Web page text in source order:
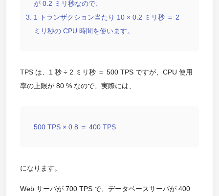
が 0.2 ミリ秒なので、
1 トランザクション当たり 10 × 0.2 ミリ秒 ＝ 2
ミリ秒の CPU 時間を使います。
TPS は、1 秒 ÷ 2 ミリ秒 ＝ 500 TPS ですが、CPU 使用
率の上限が 80 % なので、実際には、
500 TPS × 0.8 ＝ 400 TPS
になります。
Web サーバが 700 TPS で、データベースサーバが 400